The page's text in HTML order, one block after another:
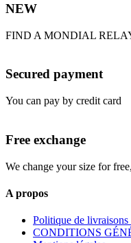
NEW
FIND A MONDIAL
Secured payment
You can pay by credit card
Free exchange
We change your size for
A propos
Politique de
CONDITIONS